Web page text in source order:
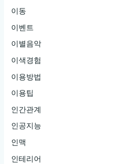
이동
이벤트
이별음악
이색경험
이용방법
이용팁
인간관계
인공지능
인맥
인테리어